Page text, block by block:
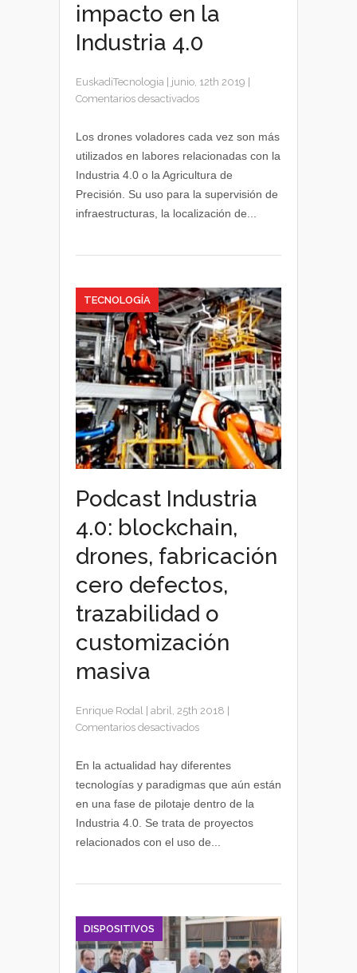
impacto en la
Industria 4.0
EuskadiTecnologia junio, 12th 2019
Comentarios desactivadosen
drones
impacto
en
la
Los drones voladores cada vez son más
utilizados en labores relacionadas con la
Industria 4.0 o la Agricultura de
Precisión. Su uso para la supervisión de
infraestructuras, la localización de...
TECNOLOGÍA
Podcast Industria
4.0: blockchain,
drones, fabricación
cero defectos,
trazabilidad o
customización
masiva
Enrique Rodal abril, 25th 2018
Comentarios desactivadosen
Industria
blockchain,
drones,
fabricación
cero
masiva
En la actualidad hay diferentes
tecnologías y paradigmas que aún están
en una fase de pilotaje dentro de la
Industria 4.0. Se trata de proyectos
relacionados con el uso de...
DISPOSITIVOS